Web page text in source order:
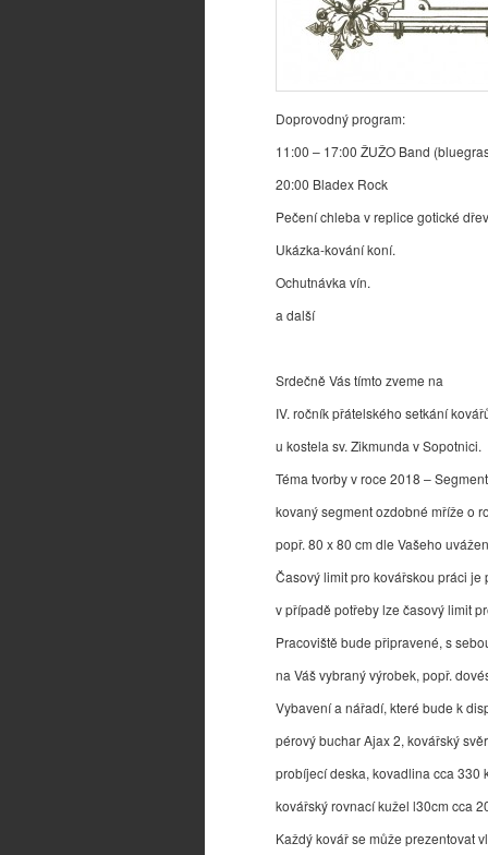
Doprovodný program:
11:00 – 17:00 ŽUŽO Band
20:00 Bladex Rock
Pečení chleba v replice gotické
Ukázka-kování koní.
Ochutnávka vín.
a další
Srdečně Vás tímto zveme na
IV. ročník přátelského setkání
u kostela sv. Zikmunda v Sopotnici.
Téma tvorby v roce 2018 –
kovaný segment ozdobné mříže o
popř. 80 x 80 cm dle Vašeho
Časový limit pro kovářskou práci
v případě potřeby lze časový limit
Pracoviště bude připravené, s
na Váš vybraný výrobek, popř.
Vybavení a nářadí, které bude k
pérový buchar Ajax 2, kovářský
probíjecí deska, kovadlina cca 330
kovářský rovnací kužel l30cm cca
Každý kovář se může prezentovat